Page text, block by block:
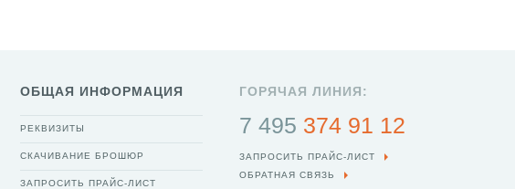
ОБЩАЯ ИНФОРМАЦИЯ
РЕКВИЗИТЫ
СКАЧИВАНИЕ БРОШЮР
ЗАПРОСИТЬ ПРАЙС-ЛИСТ
ГОРЯЧАЯ ЛИНИЯ:
7 495 374 91 12
ЗАПРОСИТЬ ПРАЙС-ЛИСТ
ОБРАТНАЯ СВЯЗЬ